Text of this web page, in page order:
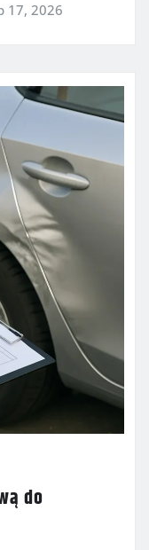
17, 2026
do